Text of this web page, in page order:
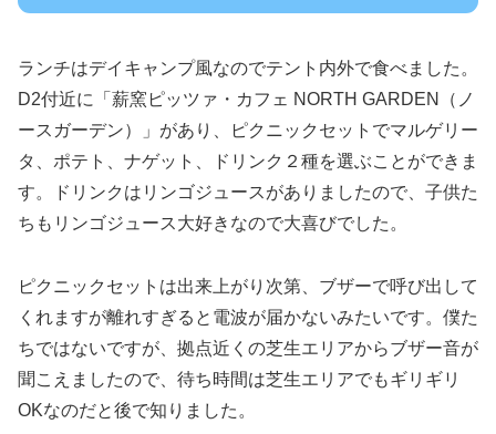
ランチはデイキャンプ風なのでテント内外で食べました。
D2付近に「薪窯ピッツァ・カフェ NORTH GARDEN（ノ
ースガーデン）」があり、ピクニックセットでマルゲリー
タ、ポテト、ナゲット、ドリンク２種を選ぶことができま
す。ドリンクはリンゴジュースがありましたので、子供た
ちもリンゴジュース大好きなので大喜びでした。
ピクニックセットは出来上がり次第、ブザーで呼び出して
くれますが離れすぎると電波が届かないみたいです。僕た
ちではないですが、拠点近くの芝生エリアからブザー音が
聞こえましたので、待ち時間は芝生エリアでもギリギリ
OKなのだと後で知りました。